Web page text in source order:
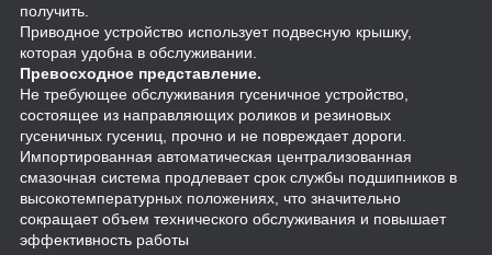
получить.
Приводное устройство использует подвесную крышку,
которая удобна в обслуживании.
Превосходное представление.
Не требующее обслуживания гусеничное устройство,
состоящее из направляющих роликов и резиновых
гусеничных гусениц, прочно и не повреждает дороги.
Импортированная автоматическая централизованная
смазочная система продлевает срок службы подшипников в
высокотемпературных положениях, что значительно
сокращает объем технического обслуживания и повышает
эффективность работы